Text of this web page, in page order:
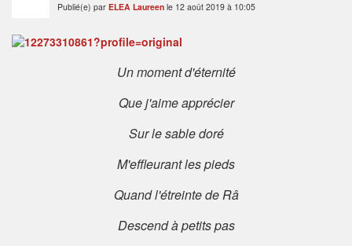
Publié(e) par ELEA Laureen le 12 août 2019 à 10:05
Un moment d'éternité
Que j'aime apprécier
Sur le sable doré
M'effleurant les pieds
Quand l'étreinte de Râ
Descend à petits pas